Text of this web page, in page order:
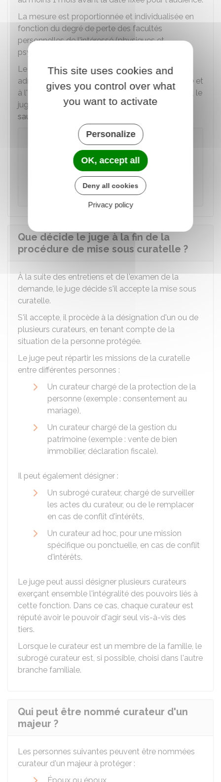
La mesure est proportionnée et individualisée en
fonction du degré de perte des facultés
personnelles de l'intéressé (physiques et
psychologiques).
Le juge doit argumenter sa décision qui est
adressée à la personne à l'origine de la demande et
à l'avocat du majeur. Dans l'attente du jugement, le
juge peut placer provisoirement le majeur sous
sauvegarde de justice
La demande de protection doit être traitée
dans les 12 moisqui suivent sa
saisie. Sans décision de sa part, une fois ce
délai passé, le dossier est classé sans suite.
Que décide le juge à la fin de la
procédure de mise sous curatelle ?
À la suite des entretiens et de l'examen de la
demande, le juge décide s'il accepte la mise sous
curatelle.
S'il accepte, il procède à la désignation d'un ou de
plusieurs curateurs, en tenant compte de la
situation de la personne protégée.
Le juge peut répartir les missions de la curatelle
entre différentes personnes :
Un curateur chargé de la protection de la
personne (exemple : consentement au
mariage),
Un curateur chargé de la gestion du
patrimoine (exemple : vente de bien
immobilier, déclaration fiscale).
Il peut également désigner :
Un subrogé curateur, chargé de surveiller
les actes du curateur, ou de le remplacer
en cas de conflit d'intérêts,
Un curateur ad hoc, pour une mission
spécifique ou ponctuelle, en cas de conflit
d'intérêts.
Le juge peut aussi désigner plusieurs curateurs
exerçant ensemble l'intégralité des pouvoirs liés à
cette fonction. Dans ce cas, chaque curateur est
réputé avoir le pouvoir d'agir seul vis-à-vis des
tiers.
Lorsque le curateur est un membre de la famille, le
subrogé curateur est, si possible, choisi dans l'autre
branche familiale.
Qui peut être nommé curateur d'un
majeur ?
Les personnes suivantes peuvent être nommées
curateur d'un majeur à protéger :
This site uses cookies and
gives you control over what
you want to activate
Personalize
OK, accept all
Deny all cookies
Privacy policy